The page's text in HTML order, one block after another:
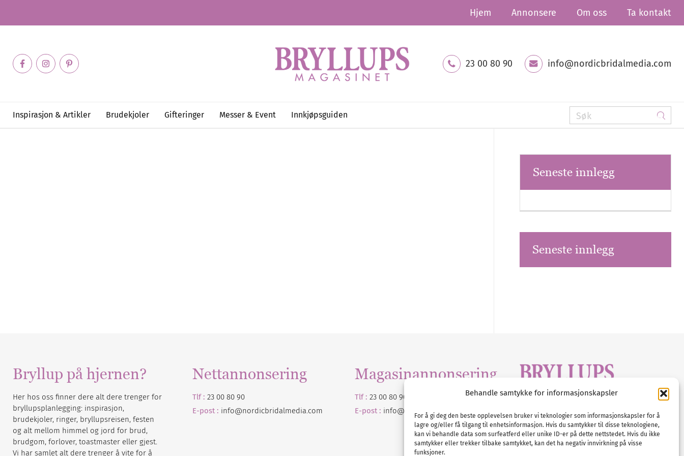
Behandle samtykke for informasjonskapsler
For å gi deg den beste opplevelsen bruker vi teknologier som informasjonskapsler for å
lagre og/eller få tilgang til enhetsinformasjon. Hvis du samtykker til disse teknologiene,
kan vi behandle data som surfeatferd eller unike ID-er på dette nettstedet. Hvis du ikke
samtykker eller trekker tilbake samtykket, kan det ha negativ innvirkning på visse
funksjoner.
Hjem Annonsere Om oss Ta kontakt
23 00 80 90 info@nordicbridalmedia.com
Inspirasjon & Artikler Brudekjoler Gifteringer Messer & Event Innkjøpsguiden
Seneste innlegg
Seneste innlegg
Bryllup på hjernen?
Her hos oss finner dere alt dere trenger for
bryllupsplanlegging: inspirasjon,
brudekjoler, ringer, bryllupsreisen, festen
og alt mellom himmel og jord for brud,
brudgom, forlover, toastmaster eller gjest.
Vi har samlet alt dere trenger å vite for å
Nettannonsering
Tlf : 23 00 80 90
E-post : info@nordicbridalmedia.com
Magasinannonsering
Tlf : 23 00 80 90
E-post : info@ nordicbridalmedia
E-post :info@nordicbridalmedia.com
Bryllupsmagasinet Norge
© All rights reserved.
VAT: NO911740648